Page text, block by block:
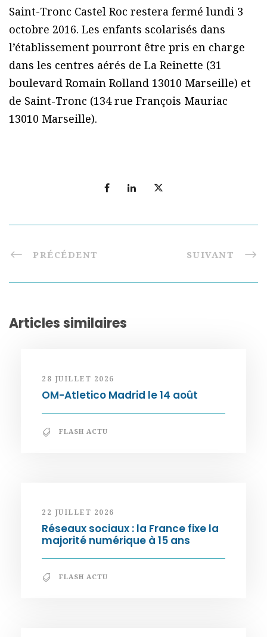
Saint-Tronc Castel Roc restera fermé lundi 3
octobre 2016. Les enfants scolarisés dans
l’établissement pourront être pris en charge
dans les centres aérés de La Reinette (31
boulevard Romain Rolland 13010 Marseille) et
de Saint-Tronc (134 rue François Mauriac
13010 Marseille).
PRÉCÉDENT SUIVANT
Articles similaires
28 JUILLET 2026
OM-Atletico Madrid le 14 août
FLASH ACTU
22 JUILLET 2026
Réseaux sociaux : la France fixe la
majorité numérique à 15 ans
FLASH ACTU